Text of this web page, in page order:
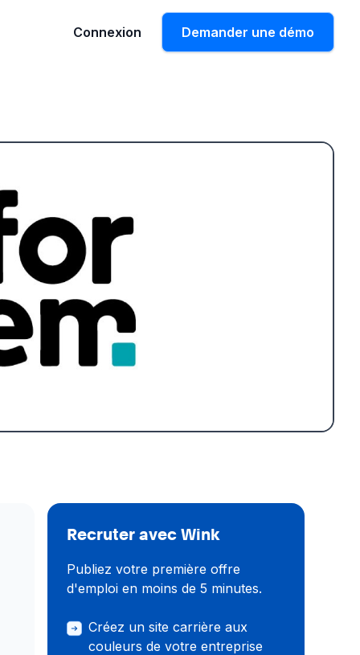
Connexion Demander une démo
Recruter avec Wink
Publiez votre première offre
d'emploi en moins de 5 minutes.
Créez un site carrière aux
couleurs de votre entreprise